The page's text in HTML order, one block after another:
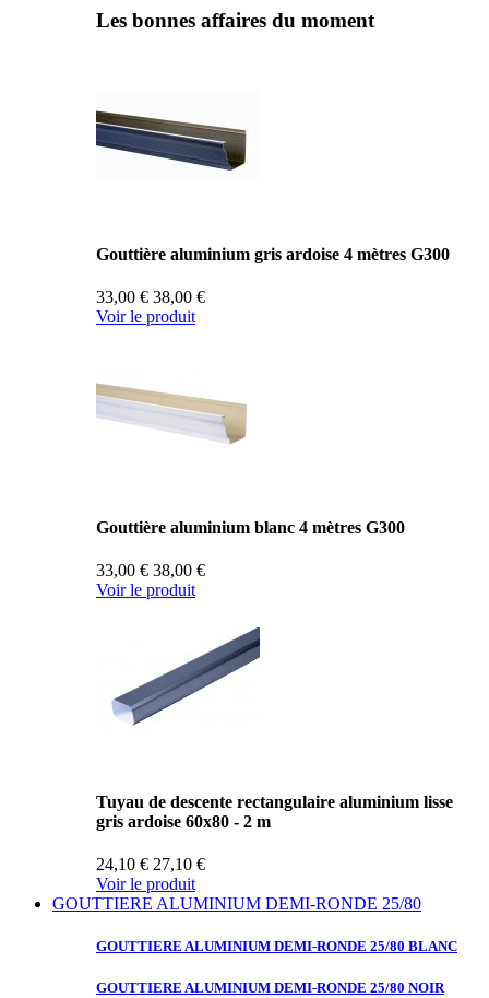
Les bonnes affaires du moment
Gouttière aluminium gris ardoise 4 mètres G300
33,00 € 38,00 €
Voir le produit
Gouttière aluminium blanc 4 mètres G300
33,00 € 38,00 €
Voir le produit
Tuyau de descente rectangulaire aluminium lisse
gris ardoise 60x80 - 2 m
24,10 € 27,10 €
Voir le produit
GOUTTIERE ALUMINIUM DEMI-RONDE 25/80
GOUTTIERE ALUMINIUM DEMI-RONDE 25/80 BLANC
GOUTTIERE ALUMINIUM DEMI-RONDE 25/80 NOIR